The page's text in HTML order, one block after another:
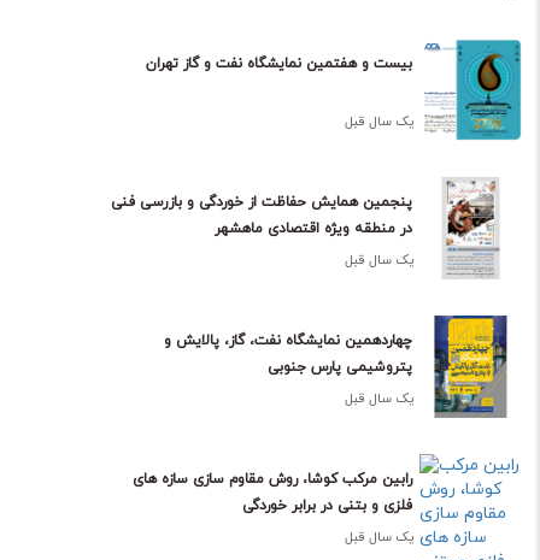
بیست و هفتمین نمایشگاه نفت و گاز تهران
یک سال قبل
پنجمین همایش حفاظت از خوردگی و بازرسی فنی
در منطقه ویژه اقتصادی ماهشهر
یک سال قبل
چهاردهمین نمایشگاه نفت، گاز، پالایش و
پتروشیمی پارس جنوبی
یک سال قبل
رابین مرکب کوشا، روش مقاوم سازی سازه های
فلزی و بتنی در برابر خوردگی
یک سال قبل